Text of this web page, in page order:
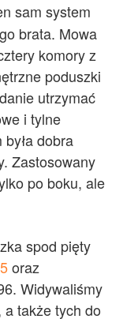
sam system
brata. Mowa
komory z
poduszki
utrzymać
i tylne
dobra
Zastosowany
po boku, ale
spod pięty
oraz
Widywaliśmy
także tych do